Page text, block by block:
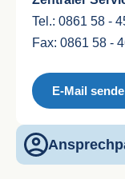
Tel.: 0861 58 -
Fax: 0861 58 -
E-Mail